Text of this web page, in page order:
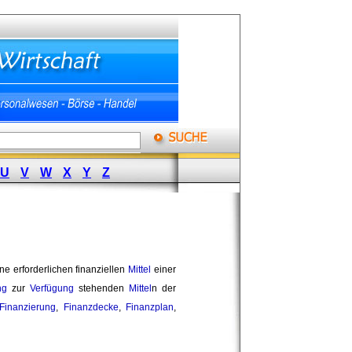
U V W X Y Z
erforderlichen finanziellen Mittel einer
zur Verfügung stehenden Mittel n der
Finanzierung, Finanzdecke, Finanzplan,